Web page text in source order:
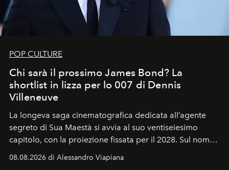
POP CULTURE
Chi sarà il prossimo James Bond? La
shortlist in lizza per lo 007 di Dennis
Villeneuve
La longeva saga cinematografica dedicata all’agente
segreto di Sua Maestà si avvia al suo ventiseiesimo
capitolo, con la proiezione fissata per il 2028. Sul nome
dell’attore chiamato a raccogliere l’eredità di Daniel
Craig, però, regna ancora il più assoluto riserbo.
08.08.2026 di Alessandro Viapiana